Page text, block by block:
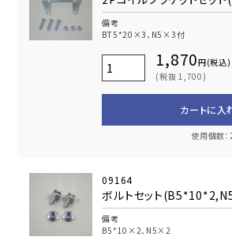
備考
BT5*20×3、N5×3付
1,870円(税込)
(税抜 1,700)
カートに入
使用個数：
09164
ボルトセット
備考
B5*10×2、N5×2